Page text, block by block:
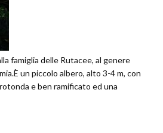
famiglia delle Rutacee, al genere
un piccolo albero, alto 3-4 m, con
e ben ramificato ed una